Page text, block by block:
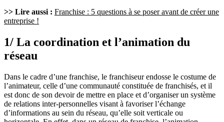
>> Lire aussi : Franchise : 5 questions à se poser avant de créer une
entreprise !
1/ La coordination et l’animation du
réseau
Dans le cadre d’une franchise, le franchiseur endosse le costume de
l’animateur, celle d’une communauté constituée de franchisés, et il
est donc de son devoir de mettre en place et d’organiser un système
de relations inter-personnelles visant à favoriser l’échange
d’informations au sein du réseau, qu’elle soit verticale ou